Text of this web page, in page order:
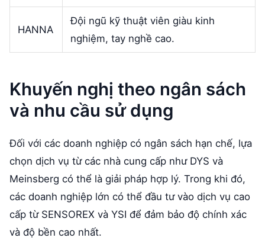
HANNA
Đội ngũ kỹ thuật viên giàu kinh
nghiệm, tay nghề cao.
Khuyến nghị theo ngân sách
và nhu cầu sử dụng
Đối với các doanh nghiệp có ngân sách hạn chế, lựa
chọn dịch vụ từ các nhà cung cấp như DYS và
Meinsberg có thể là giải pháp hợp lý. Trong khi đó,
các doanh nghiệp lớn có thể đầu tư vào dịch vụ cao
cấp từ SENSOREX và YSI để đảm bảo độ chính xác
và độ bền cao nhất.